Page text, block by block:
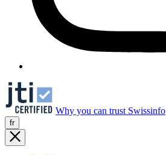
Why you can trust Swissinfo
fr